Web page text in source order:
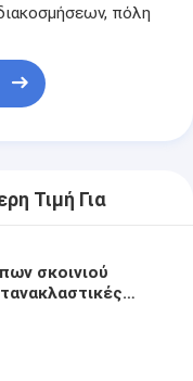
πόλη
Τιμή Για
σκοινιού